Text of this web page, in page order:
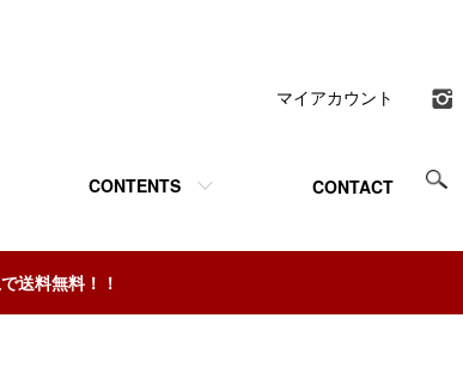
CONTENTS CONTACT
マイアカウント
送料無料！！